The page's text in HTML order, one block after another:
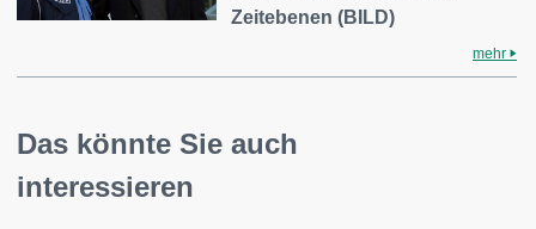
Zeitebenen (BILD)
mehr
Das könnte Sie auch
interessieren